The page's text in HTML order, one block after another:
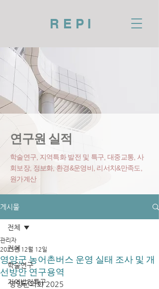
REPI
연구원 실적
학술연구, 지역특화 발전 및 특구, 대중교통, 사
회보장, 정보화, 환경&운영비 , 리서치&만족도,
원가계산
게시물
전체
학술연구
지역발전특구
전체
영양군 농어촌버스 운영 실태 조사 및 개
선방안 연구용역
관리자
2025년 12월 12일
영양군의회 2025